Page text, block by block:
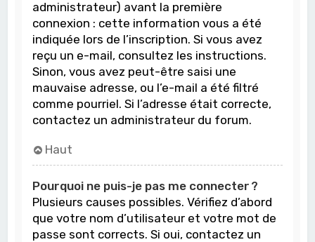
administrateur) avant la première
connexion : cette information vous a été
indiquée lors de l’inscription. Si vous avez
reçu un e-mail, consultez les instructions.
Sinon, vous avez peut-être saisi une
mauvaise adresse, ou l’e-mail a été filtré
comme pourriel. Si l’adresse était correcte,
contactez un administrateur du forum.
Haut
Pourquoi ne puis-je pas me connecter ?
Plusieurs causes possibles. Vérifiez d’abord
que votre nom d’utilisateur et votre mot de
passe sont corrects. Si oui, contactez un